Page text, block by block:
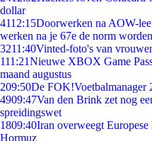
dollar
4112:15Doorwerken na AOW-
werken na je 67e de norm
3211:40Vinted-foto's van
111:21Nieuwe XBOX Game
maand augustus
209:50De FOK!Voetbalmanager
4909:47Van den Brink zet nog
spreidingswet
1809:40Iran overweegt
Hormuz